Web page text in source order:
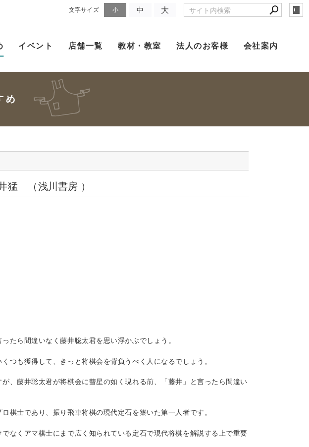
文字サイズ 小 中 大
イベント 店舗一覧 教材・教室 法人のお客様 会社案内
猛 （浅川書房 ）
たら間違いなく藤井聡太君を思い浮かぶでしょう。
つも獲得して、きっと将棋会を背負うべく人になるでしょう。
、藤井聡太君が将棋会に彗星の如く現れる前、「藤井」と言ったら間違い
棋士であり、振り飛車将棋の現代定石を築いた第一人者です。
なくアマ棋士にまで広く知られている定石で現代将棋を解説する上で重要